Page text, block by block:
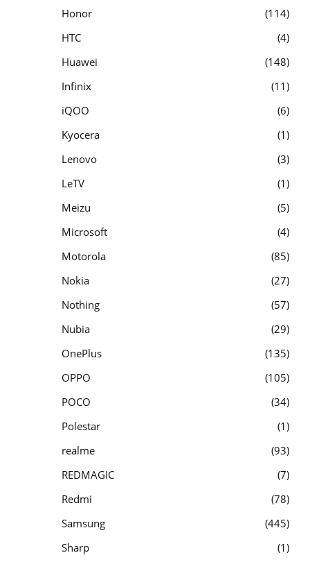
Honor
114
HTC
4
Huawei
148
Infinix
11
iQOO
6
Kyocera
1
Lenovo
3
LeTV
1
Meizu
5
Microsoft
4
Motorola
85
Nokia
27
Nothing
57
Nubia
29
OnePlus
135
OPPO
105
POCO
34
Polestar
1
realme
93
REDMAGIC
7
Redmi
78
Samsung
445
Sharp
1